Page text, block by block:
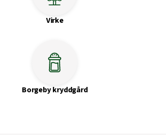
Virke
Borgeby kryddgård